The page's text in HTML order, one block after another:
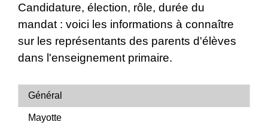
Candidature, élection, rôle, durée du
mandat : voici les informations à connaître
sur les représentants des parents d'élèves
dans l'enseignement primaire.
Général
Mayotte